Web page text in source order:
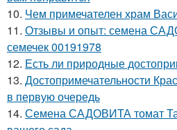
10. Чем примечателен храм
11. Отзывы и опыт: семена
семечек 00191978
12. Есть ли природные
13. Достопримечательности
в первую очередь
14. Семена САДОВИТА томат